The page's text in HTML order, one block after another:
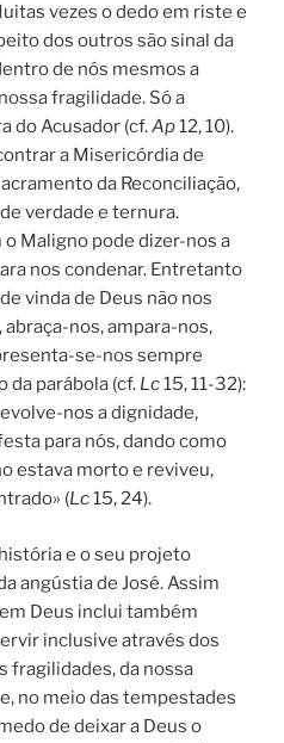
vezes o dedo em riste e
dos outros são sinal da
de nós mesmos a
fragilidade. Só a
do Acusador (cf.Ap12, 10).
a Misericórdia de
da Reconciliação,
verdade e ternura.
Maligno pode dizer-nos a
nos condenar. Entretanto
vinda de Deus não nos
nos, ampara-nos,
se-nos sempre
da parábola (cf. Lc15, 11-32):
nos a dignidade,
para nós, dando como
estava morto e reviveu,
(Lc15, 24).
e o seu projeto
angústia de José. Assim
Deus inclui também
inclusive através dos
fragilidades, da nossa
no meio das tempestades
de deixar a Deus o